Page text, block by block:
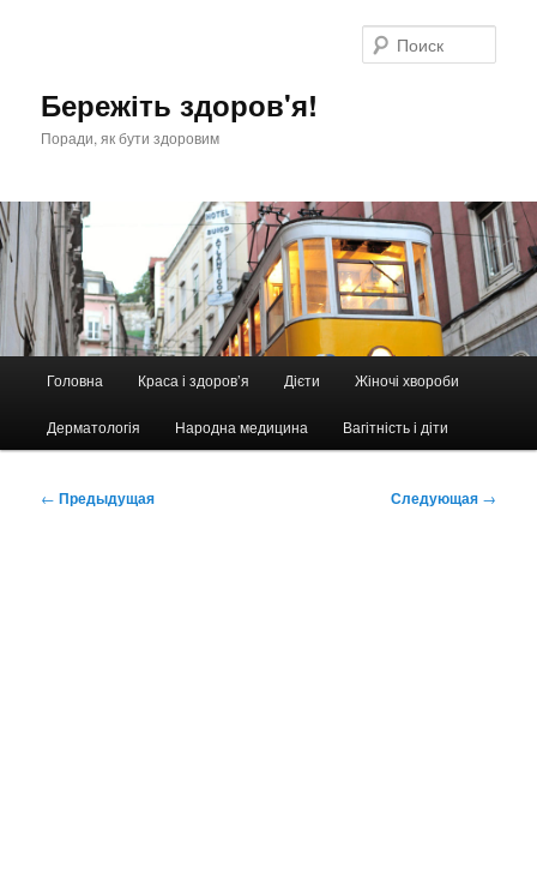
Бережіть здоров'я!
Поради, як бути здоровим
Головна Краса і здоров’я Дієти Жіночі хвороби
Дерматологія Народна медицина Вагітність і діти
Навигация
← Предыдущая Следующая →